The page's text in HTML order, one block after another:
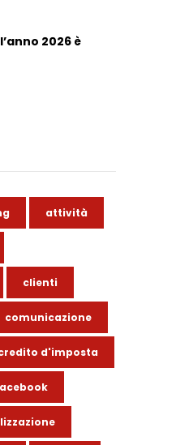
2026 è
attività
clienti
comunicazione
d'imposta